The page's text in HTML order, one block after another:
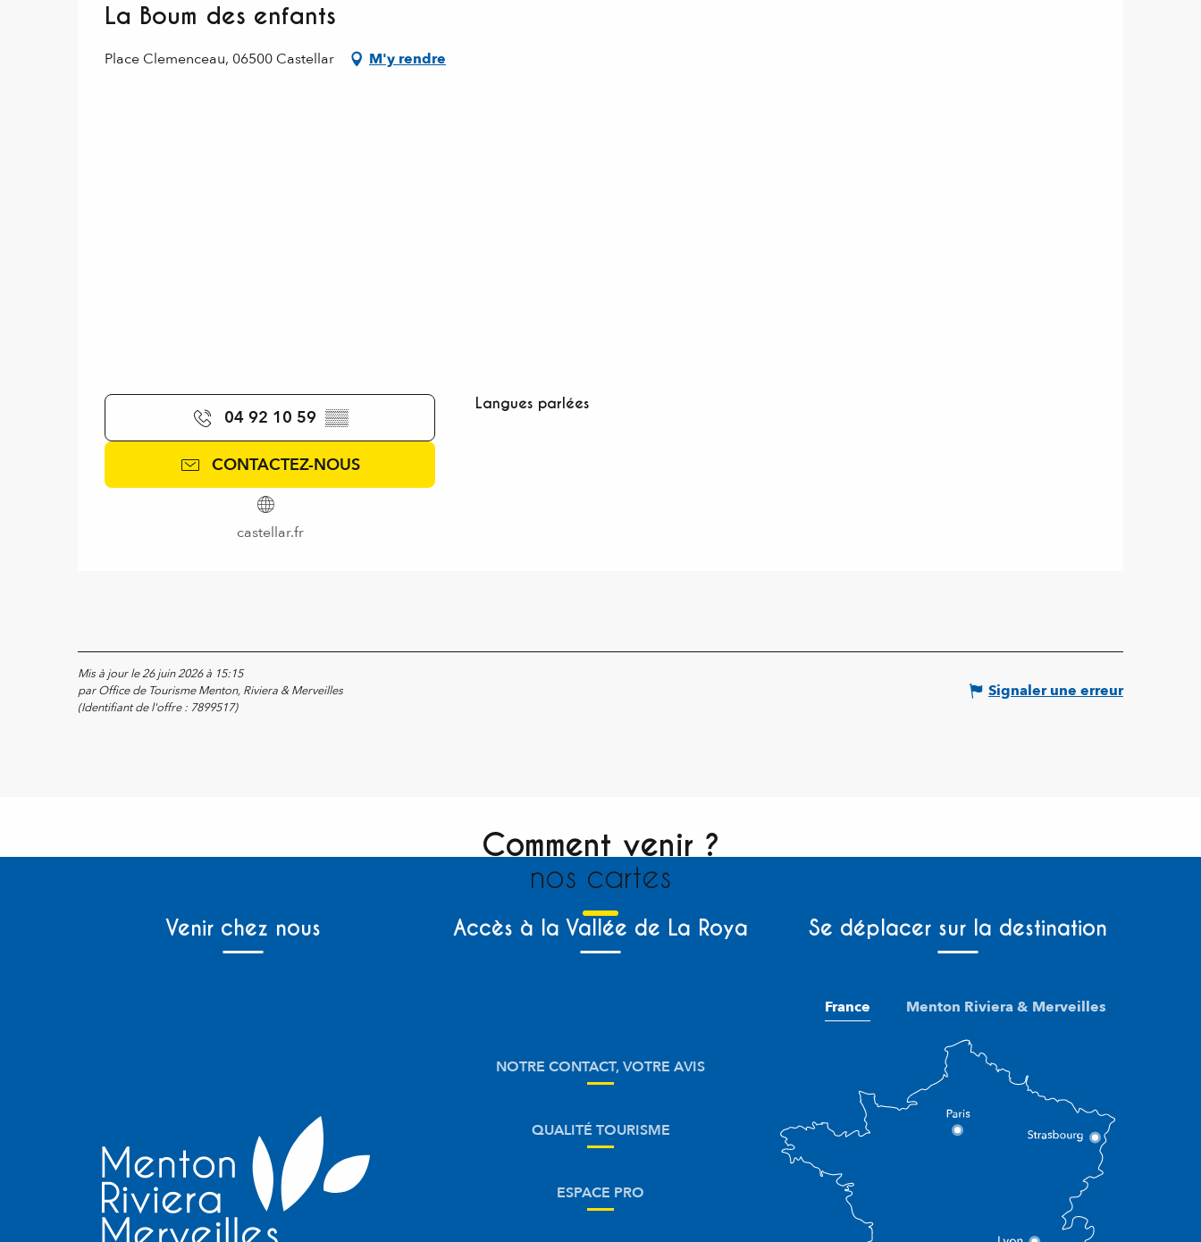
La Boum des enfants
Place Clemenceau, 06500 Castellar M'y rendre
04 92 10 59 ▒▒
CONTACTEZ-NOUS
castellar.fr
Langues parlées
Langues parlées
Mis à jour le 26 juin 2026 à 15:15
par Office de Tourisme Menton, Riviera & Merveilles
(Identifiant de l'offre : 7899517)
Signaler une erreur
Comment venir ?
nos cartes
Venir chez nous Accès à la Vallée de La Roya Se déplacer sur la destination
NOTRE CONTACT, VOTRE AVIS
QUALITÉ TOURISME
ESPACE PRO
France Menton Riviera & Merveilles